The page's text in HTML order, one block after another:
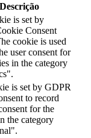
Descrição
is set by
Consent
cookie is used
user consent for
in the category
is set by GDPR
to record
for the
the category